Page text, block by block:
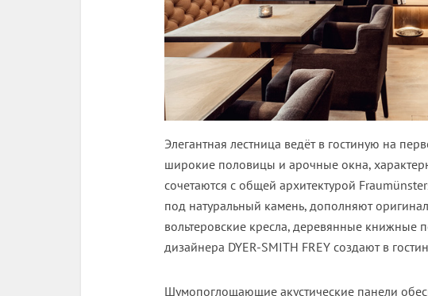
Элегантная лестница ведëт в гостиную на
широкие половицы и арочные окна,
сочетаются с общей архитектурой
под натуральный камень, дополняют
вольтеровские кресла, деревянные книжные
дизайнера DYER-SMITH FREY создают в
Шумопоглощающие акустические панели